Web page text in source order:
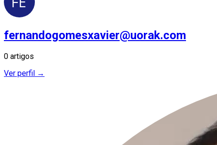
fernandogomesxavier@uorak.com
0 artigos
Ver perfil →